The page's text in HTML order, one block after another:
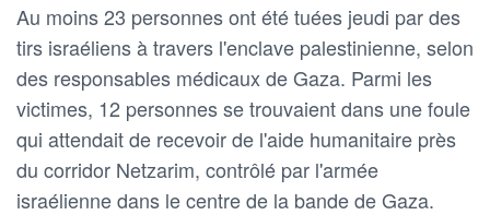
Au moins 23 personnes ont été tuées jeudi par des
tirs israéliens à travers l'enclave palestinienne, selon
des responsables médicaux de Gaza. Parmi les
victimes, 12 personnes se trouvaient dans une foule
qui attendait de recevoir de l'aide humanitaire près
du corridor Netzarim, contrôlé par l'armée
israélienne dans le centre de la bande de Gaza.